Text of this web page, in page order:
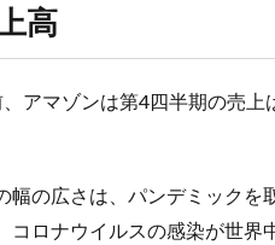
高
アマゾンは第4四半期の売
幅の広さは、パンデミックを
コロナウイルスの感染が世界